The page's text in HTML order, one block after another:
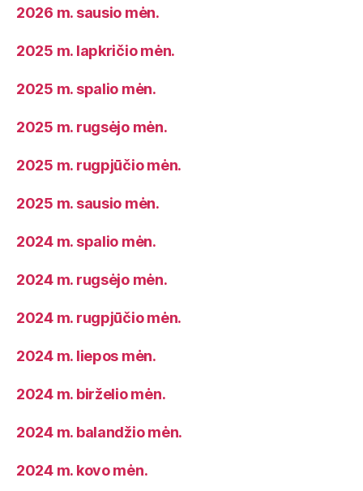
2026 m. sausio mėn.
2025 m. lapkričio mėn.
2025 m. spalio mėn.
2025 m. rugsėjo mėn.
2025 m. rugpjūčio mėn.
2025 m. sausio mėn.
2024 m. spalio mėn.
2024 m. rugsėjo mėn.
2024 m. rugpjūčio mėn.
2024 m. liepos mėn.
2024 m. birželio mėn.
2024 m. balandžio mėn.
2024 m. kovo mėn.